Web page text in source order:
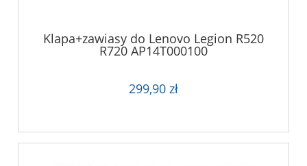
Klapa+zawiasy do Lenovo Legion R520
R720 AP14T000100
299,90 zł